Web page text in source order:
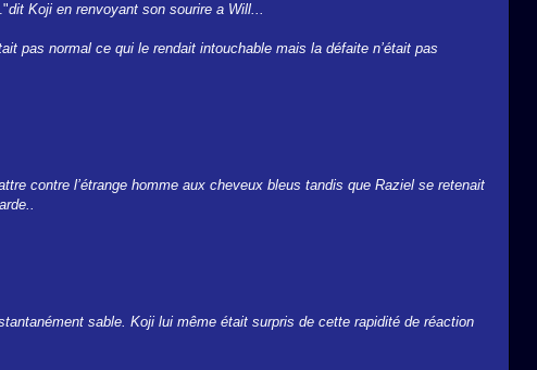
dit Koji en renvoyant son sourire a Will...
pas normal ce qui le rendait intouchable mais la défaite n’était pas
contre l’étrange homme aux cheveux bleus tandis que Raziel se retenait
sable. Koji lui même était surpris de cette rapidité de réaction